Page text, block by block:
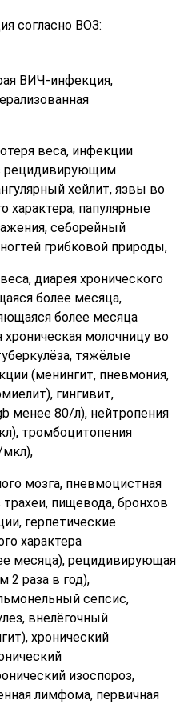
согласно ВОЗ:
ВИЧ-инфекция,
веса, инфекции
рецидивирующим
хейлит, язвы во
характера, папулярные
себорейный
грибковой природы,
диарея хронического
более месяца,
более месяца
хроническая молочницу во
тяжёлые
(менингит, пневмония,
гингивит,
менее 80/л), нейтропения
тромбоцитопения
мозга, пневмоцистная
пищевода, бронхов
герпетические
характера
месяца), рецидивирующая
2 раза в год),
сепсис,
внелёгочный
хронический
изоспороз,
лимфома, первичная